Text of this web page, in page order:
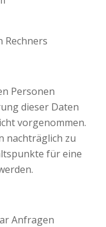
Rechners
Personen
dieser Daten
vorgenommen.
nachträglich zu
für eine
Anfragen